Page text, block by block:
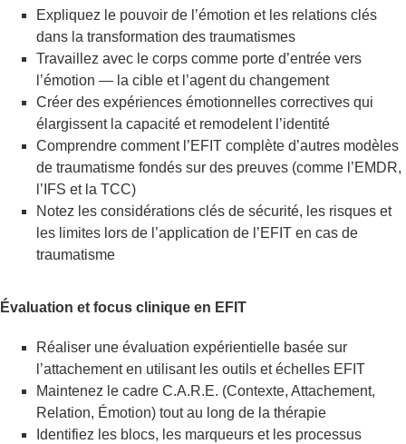
Expliquez le pouvoir de l’émotion et les relations clés
dans la transformation des traumatismes
Travaillez avec le corps comme porte d’entrée vers
l’émotion — la cible et l’agent du changement
Créer des expériences émotionnelles correctives qui
élargissent la capacité et remodelent l’identité
Comprendre comment l’EFIT complète d’autres modèles
de traumatisme fondés sur des preuves (comme l’EMDR,
l’IFS et la TCC)
Notez les considérations clés de sécurité, les risques et
les limites lors de l’application de l’EFIT en cas de
traumatisme
Évaluation et focus clinique en EFIT
Réaliser une évaluation expérientielle basée sur
l’attachement en utilisant les outils et échelles EFIT
Maintenez le cadre C.A.R.E. (Contexte, Attachement,
Relation, Émotion) tout au long de la thérapie
Identifiez les blocs, les marqueurs et les processus